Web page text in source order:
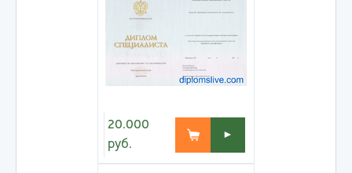
20.000
руб.
►